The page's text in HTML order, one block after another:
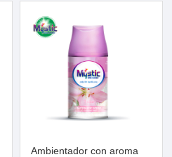
Ambientador con aroma